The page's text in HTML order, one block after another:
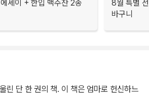
세이 + 한입 맥주잔 2종
8월 특별
바구니
린 단 한 권의 책. 이 책은 엄마로 헌신하느